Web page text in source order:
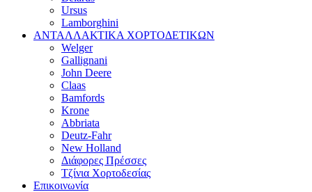
Ursus
Lamborghini
ΑΝΤΑΛΛΑΚΤΙΚΑ ΧΟΡΤΟΔΕΤΙΚΩΝ
Welger
Gallignani
John Deere
Claas
Bamfords
Krone
Abbriata
Deutz-Fahr
New Holland
Διάφορες Πρέσσες
Τζίνια Χορτοδεσίας
Επικοινωνία